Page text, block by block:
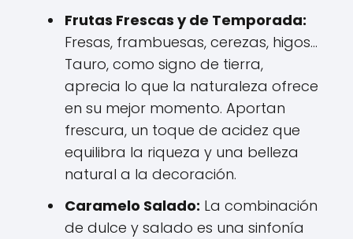
Frutas Frescas y de Temporada:
Fresas, frambuesas, cerezas, higos...
Tauro, como signo de tierra,
aprecia lo que la naturaleza ofrece
en su mejor momento. Aportan
frescura, un toque de acidez que
equilibra la riqueza y una belleza
natural a la decoración.
Caramelo Salado: La combinación
de dulce y salado es una sinfonía